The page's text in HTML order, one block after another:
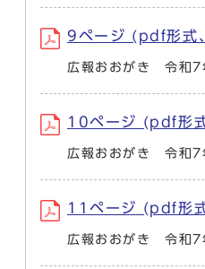
9ページ (pdf形
広報おおがき 令和7
10ページ (pdf形
広報おおがき 令和7
11ページ (pdf形
広報おおがき 令和7